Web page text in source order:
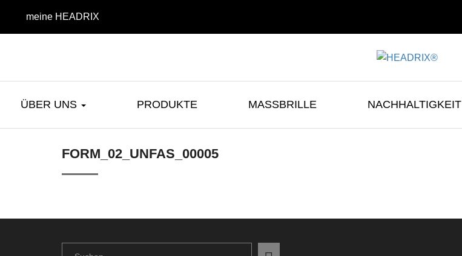
meine HEADRIX
ÜBER UNS PRODUKTE MASSBRILLE NACHHALTIGKEIT
FORM_02_UNFAS_00005